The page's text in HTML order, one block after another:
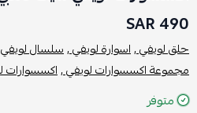
490 SAR
حلق لويفي ,اسوارة لويفي ,سلسال
مجموعة اكسسوارات لويفي ,اكسسوارات
متوفر